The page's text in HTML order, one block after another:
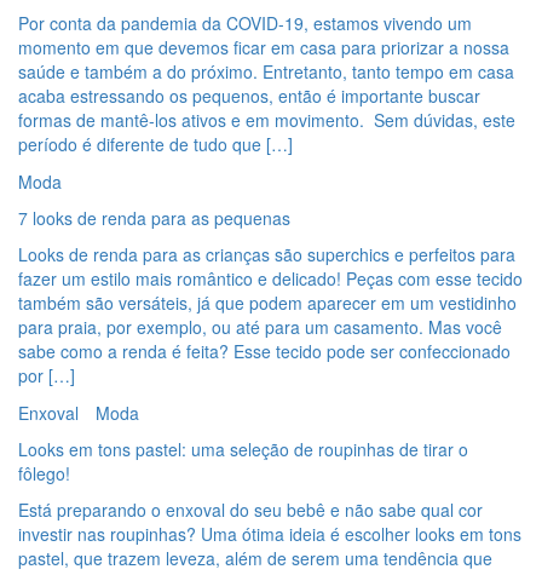
Por conta da pandemia da COVID-19, estamos vivendo um
momento em que devemos ficar em casa para priorizar a nossa
saúde e também a do próximo. Entretanto, tanto tempo em casa
acaba estressando os pequenos, então é importante buscar
formas de mantê-los ativos e em movimento. Sem dúvidas, este
período é diferente de tudo que […]
Moda
7 looks de renda para as pequenas
Looks de renda para as crianças são superchics e perfeitos para
fazer um estilo mais romântico e delicado! Peças com esse tecido
também são versáteis, já que podem aparecer em um vestidinho
para praia, por exemplo, ou até para um casamento. Mas você
sabe como a renda é feita? Esse tecido pode ser confeccionado
por […]
Enxoval
Moda
Looks em tons pastel: uma seleção de roupinhas de tirar o
fôlego!
Está preparando o enxoval do seu bebê e não sabe qual cor
investir nas roupinhas? Uma ótima ideia é escolher looks em tons
pastel, que trazem leveza, além de serem uma tendência que